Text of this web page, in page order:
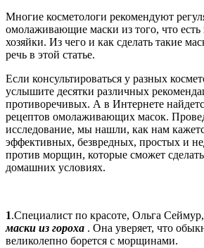
Многие косметологи рекомендуют
омолаживающие маски из того, что
хозяйки. Из чего и как сделать такие
речь в этой статье.
Если консультироваться у разных
услышите десятки различных
противоречивых. А в Интернете
рецептов омолаживающих масок.
исследование, мы нашли, как нам
эффективных, безвредных, простых и
против морщин, которые сможет
домашних условиях.
1.Специалист по красоте, Ольга
маски из гороха . Она уверяет, что
великолепно борется с морщинами.